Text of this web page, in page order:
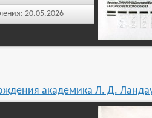
20.05.2026
академика Л. Д.